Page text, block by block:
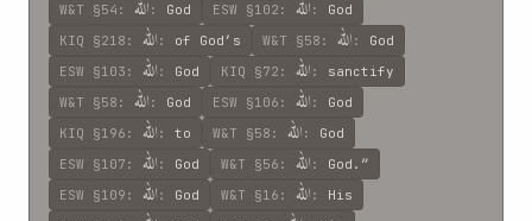
W&T §54 : اللّه : God ESW §102 : اللّه : God
KIQ §218 : اللّه : of God’s W&T §58 : اللّه : God
ESW §103 : اللّه : God KIQ §72 : اللّه : sanctify
W&T §58 : اللّه : God ESW §106 : اللّه : God
KIQ §196 : اللّه : to W&T §58 : اللّه : God
ESW §107 : اللّه : God W&T §56 : اللّه : God.”
ESW §109 : اللّه : God W&T §16 : اللّه : His